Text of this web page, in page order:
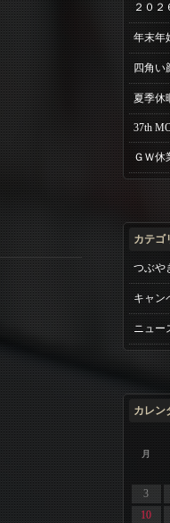
２０２
年末年
四角い
夏季休
37th
ＧＷ休
カテゴ
つぶや
キャン
ニュー
カレン
月
3
10